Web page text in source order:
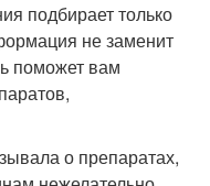
подбирает только
не заменит
поможет вам
о препаратах,